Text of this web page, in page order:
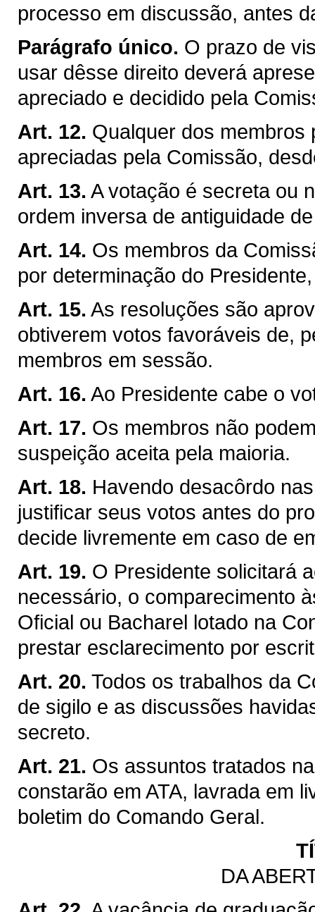
processo em discussão, antes
Parágrafo único. O prazo de
usar dêsse direito deverá
apreciado e decidido pela
Art. 12. Qualquer dos membros
apreciadas pela Comissão,
Art. 13. A votação é secreta ou
ordem inversa de antiguidade
Art. 14. Os membros da
por determinação do
Art. 15. As resoluções são
obtiverem votos favoráveis de,
membros em sessão.
Art. 16. Ao Presidente cabe o
Art. 17. Os membros não
suspeição aceita pela maioria.
Art. 18. Havendo desacôrdo
justificar seus votos antes do
decide livremente em caso de
Art. 19. O Presidente solicitará
necessário, o comparecimento
Oficial ou Bacharel lotado na
prestar esclarecimento por
Art. 20. Todos os trabalhos da
de sigilo e as discussões
secreto.
Art. 21. Os assuntos tratados
constarão em ATA, lavrada em
boletim do Comando Geral.
DA